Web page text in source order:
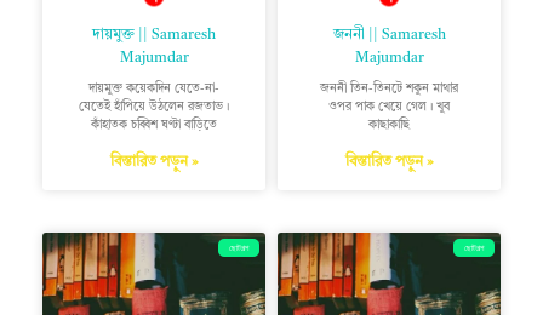
দায়মুক্ত || Samaresh
Majumdar
দায়মুক্ত কয়েকদিন যেতে-না-
যেতেই হাঁপিয়ে উঠলেন রজতাভ।
কাঁহাতক চব্বিশ ঘণ্টা বাড়িতে
বিস্তারিত পড়ুন »
জননী || Samaresh
Majumdar
জননী তিন-তিনটে শকুন মাথার
ওপর পাক খেয়ে গেল। খুব
কাছাকাছি
বিস্তারিত পড়ুন »
ছোটগল্প ছোটগল্প